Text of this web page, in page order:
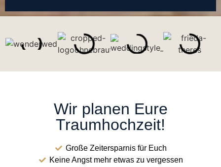
Wir planen Eure
Traumhochzeit!
Große Zeitersparnis für Euch
Keine Angst mehr etwas zu vergessen